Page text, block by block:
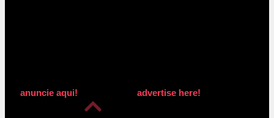
anuncie aqui! advertise here!